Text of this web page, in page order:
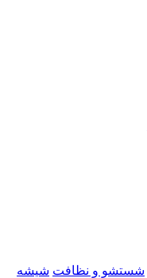
شستشو و نظافت شیشه